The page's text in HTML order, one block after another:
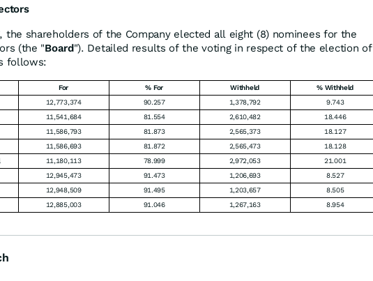
the shareholders of the Company elected all eight (8) nominees for the
(the "Board"). Detailed results of the voting in respect of the election of
follows:
For % For Withheld
% Withheld
12,773,374 90.257 1,378,792
9.743
11,541,684 81.554 2,610,482
18.446
11,586,793 81.873 2,565,373
18.127
11,586,693 81.872 2,565,473
18.128
11,180,113 78.999 2,972,053
21.001
12,945,473 91.473 1,206,693
8.527
12,948,509 91.495 1,203,657
8.505
12,885,003 91.046 1,267,163 8.954